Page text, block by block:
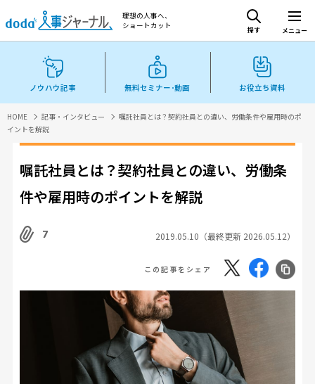
理想の人事へ、
ショートカット
探す メニュー
ノウハウ記事 無料セミナー･動画 お役立ち資料
HOME 記事・インタビュー
嘱託社員とは？契約社員との違い、労働条件や雇用時のポ
イントを解説
嘱託社員とは？契約社員との違い、労働条
件や雇用時のポイントを解説
7 2019.05.10（最終更新 2026.05.12）
この記事をシェア